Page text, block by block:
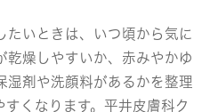
たいときは、いつ頃から気に
乾燥しやすいか、赤みやかゆ
湿剤や洗顔料があるかを整理
すくなります。平井皮膚科ク